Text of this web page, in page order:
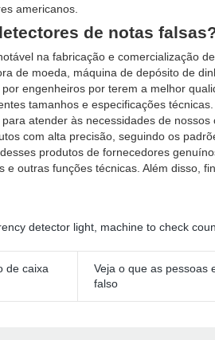
americanos.
de notas
na fabricação e comercialização
de moeda, máquina de depósito de
engenheiros por terem a melhor
tamanhos e especificações
atender às necessidades de
com alta precisão, seguindo os
produtos de fornecedores
outras funções técnicas. Além disso,
detector light machine to check
de caixa
Veja o que as pessoas
falso